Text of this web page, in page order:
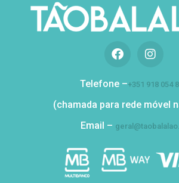
Telefone –+351 918 054
(chamada para rede móvel
Email –